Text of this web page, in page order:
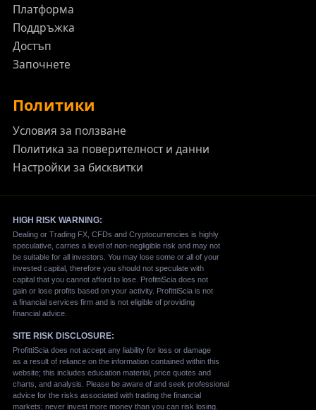
Платформа
Поддръжка
Достъп
Започнете
Политики
Условия за ползване
Политика за поверителност и данни
Настройки за бисквитки